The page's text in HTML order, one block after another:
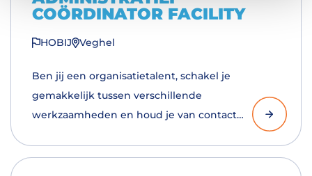
COÖRDINATOR FACILITY
HOBIJ Veghel
Ben jij een organisatietalent, schakel je
gemakkelijk tussen verschillende
werkzaamheden en houd je van contact